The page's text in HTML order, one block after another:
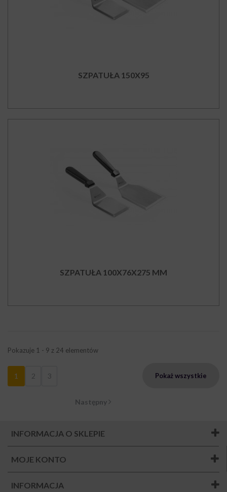
SZPATUŁA 150X95
SZPATUŁA 100X76X275 MM
Pokaż wszystkie
1 2 3
Następny
Pokazuje 1 - 9 z 24 elementów
INFORMACJA O SKLEPIE
MOJE KONTO
INFORMACJA